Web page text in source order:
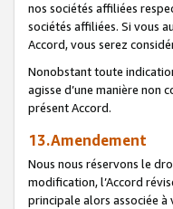
nos sociétés affiliées
sociétés affiliées. Si vous
Accord, vous serez
Nonobstant toute
agisse d’une manière non
présent Accord.
13.Amendement
Nous nous réservons le
modification, l’Accord
principale alors associée